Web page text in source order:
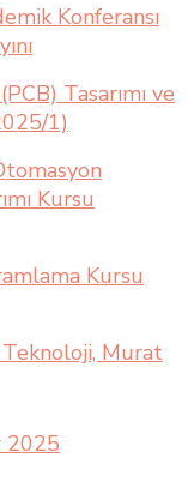
Konferansı
Tasarımı ve
1)
Kursu
Kursu
Teknoloji, Murat
2025